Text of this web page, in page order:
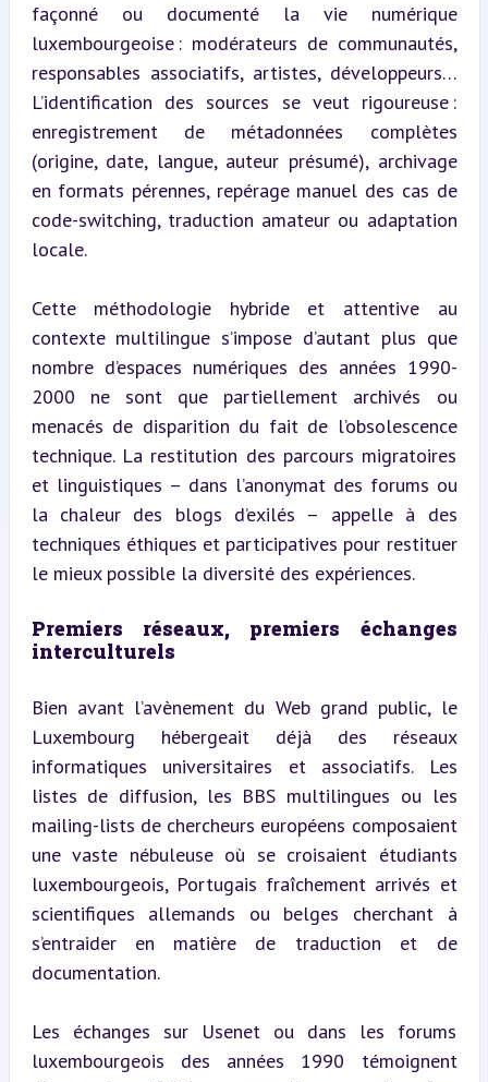
façonné ou documenté la vie numérique
luxembourgeoise : modérateurs de communautés,
responsables associatifs, artistes, développeurs…
L’identification des sources se veut rigoureuse :
enregistrement de métadonnées complètes
(origine, date, langue, auteur présumé), archivage
en formats pérennes, repérage manuel des cas de
code-switching, traduction amateur ou adaptation
locale.
Cette méthodologie hybride et attentive au
contexte multilingue s’impose d’autant plus que
nombre d’espaces numériques des années 1990-
2000 ne sont que partiellement archivés ou
menacés de disparition du fait de l’obsolescence
technique. La restitution des parcours migratoires
et linguistiques – dans l’anonymat des forums ou
la chaleur des blogs d’exilés – appelle à des
techniques éthiques et participatives pour restituer
le mieux possible la diversité des expériences.
Premiers réseaux, premiers échanges
interculturels
Bien avant l’avènement du Web grand public, le
Luxembourg hébergeait déjà des réseaux
informatiques universitaires et associatifs. Les
listes de diffusion, les BBS multilingues ou les
mailing-lists de chercheurs européens composaient
une vaste nébuleuse où se croisaient étudiants
luxembourgeois, Portugais fraîchement arrivés et
scientifiques allemands ou belges cherchant à
s’entraider en matière de traduction et de
documentation.
Les échanges sur Usenet ou dans les forums
luxembourgeois des années 1990 témoignent